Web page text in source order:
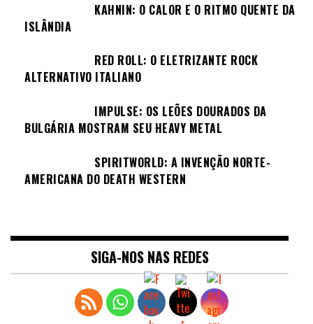
KAHNIN: O CALOR E O RITMO QUENTE DA
ISLÂNDIA
RED ROLL: O ELETRIZANTE ROCK
ALTERNATIVO ITALIANO
IMPULSE: OS LEÕES DOURADOS DA
BULGÁRIA MOSTRAM SEU HEAVY METAL
SPIRITWORLD: A INVENÇÃO NORTE-
AMERICANA DO DEATH WESTERN
SIGA-NOS NAS REDES